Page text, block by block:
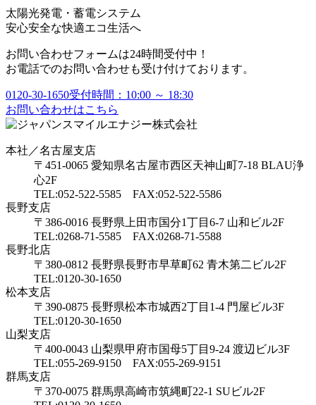
太陽光発電・蓄電システム
安心安全な快適エコ生活へ
お問い合わせフォームは24時間受付中！
お電話でのお問い合わせも受け付けております。
0120-30-1650受付時間：10:00 ～ 18:30
お問い合わせはこちら
本社／名古屋支店
〒451-0065 愛知県名古屋市西区天神山町7-18 BLAU浄
心2F
TEL:052-522-5585 FAX:052-522-5586
長野支店
〒386-0016 長野県上田市国分1丁目6-7 山和ビル2F
TEL:0268-71-5585 FAX:0268-71-5588
長野北店
〒380-0812 長野県長野市早草町62 青木第二ビル2F
TEL:0120-30-1650
松本支店
〒390-0875 長野県松本市城西2丁目1-4 門屋ビル3F
TEL:0120-30-1650
山梨支店
〒400-0043 山梨県甲府市国母5丁目9-24 渡辺ビル3F
TEL:055-269-9150 FAX:055-269-9151
群馬支店
〒370-0075 群馬県高崎市筑縄町22-1 SUビル2F